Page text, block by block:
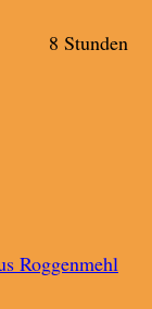
8 Stunden